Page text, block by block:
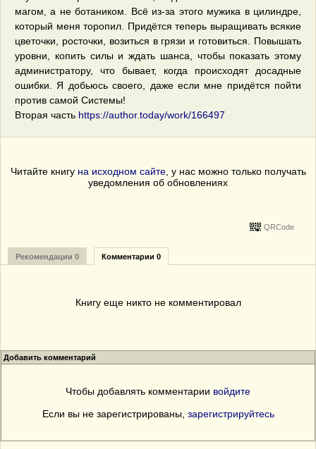
магом, а не ботаником. Всё из-за этого мужика в цилиндре,
который меня торопил. Придётся теперь выращивать всякие
цветочки, росточки, возиться в грязи и готовиться. Повышать
уровни, копить силы и ждать шанса, чтобы показать этому
администратору, что бывает, когда происходят досадные
ошибки. Я добьюсь своего, даже если мне придётся пойти
против самой Системы!
Вторая часть https://author.today/work/166497
Читайте книгу на исходном сайте, у нас можно только получать
уведомления об обновлениях
QRCode
Рекомендации 0 Комментарии 0
Книгу еще никто не комментировал
Добавить комментарий
Чтобы добавлять комментарии войдите
Если вы не зарегистрированы, зарегистрируйтесь